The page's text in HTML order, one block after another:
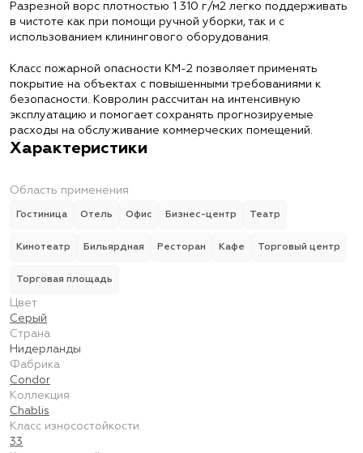
Разрезной ворс плотностью 1 310 г/м2 легко поддерживать
в чистоте как при помощи ручной уборки, так и с
использованием клинингового оборудования.
Класс пожарной опасности КМ-2 позволяет применять
покрытие на объектах с повышенными требованиями к
безопасности. Ковролин рассчитан на интенсивную
эксплуатацию и помогает сохранять прогнозируемые
расходы на обслуживание коммерческих помещений.
Характеристики
Область применения
Гостиница Отель Офис Бизнес-центр Театр
Кинотеатр Бильярдная Ресторан Кафе Торговый центр
Торговая площадь
Цвет
Серый
Страна
Нидерланды
Фабрика
Condor
Коллекция
Chablis
Класс износостойкости
33